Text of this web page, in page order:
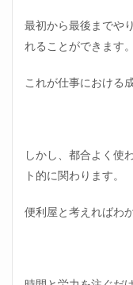
最初から最後までや
れることができます。
これが仕事における
しかし、都合よく使
ト的に関わります。
便利屋と考えればわ